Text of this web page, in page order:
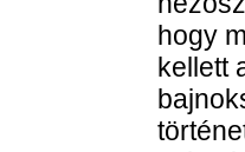
hogy
kellett